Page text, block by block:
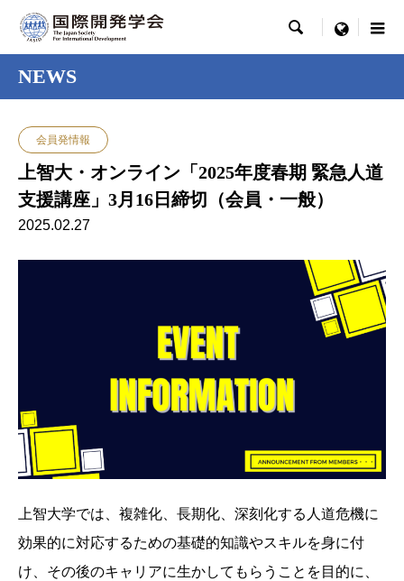
 menu
NEWS
会員発情報
上智大・オンライン「2025年度春期 緊急人道
支援講座」3月16日締切（会員・一般）
2025.02.27
上智大学では、複雑化、長期化、深刻化する人道危機に
効果的に対応するための基礎的知識やスキルを身に付
け、その後のキャリアに生かしてもらうことを目的に、